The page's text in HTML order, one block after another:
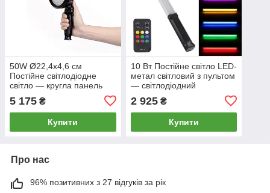
50W Ø22,4x4,6 см
Постійне світлодіодне
світло — кругла панель
LEDs світлодіодів
5 175 ₴
Купити
10 Вт Постійне світло LED-
метал світловий з пультом
— світлодіодний
освітлювач Puluz PU460B
10 W (RGB) 3200-5600K
2 925₴
Купити
Про нас
96% позитивних з 27 відгуків за рік